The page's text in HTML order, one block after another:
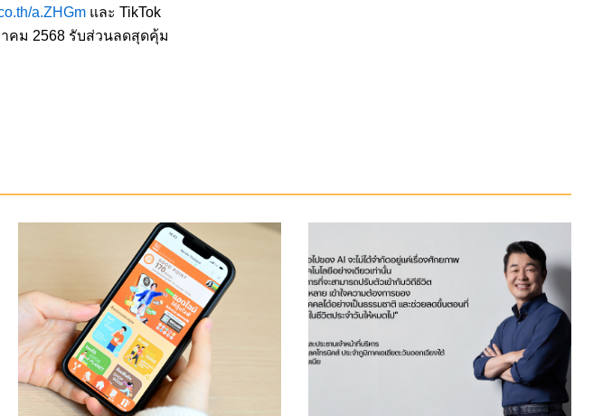
a.ZHGm และ TikTok
คม 2568 รับส่วนลดสุดคุ้ม